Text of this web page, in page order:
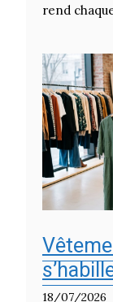
rend
18/07/2026